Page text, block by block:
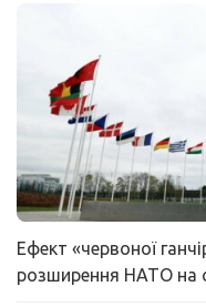
Ефект «червоної
розширення НАТО на